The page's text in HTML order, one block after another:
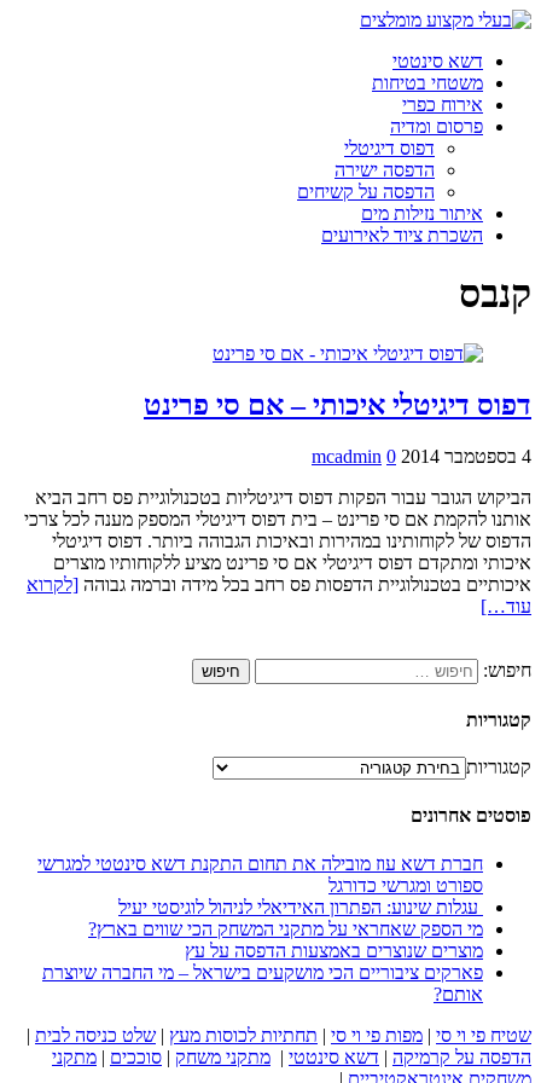
דשא סינטטי
משטחי בטיחות
אירוח כפרי
פרסום ומדיה
דפוס דיגיטלי
הדפסה ישירה
הדפסה על קשיחים
איתור נזילות מים
השכרת ציוד לאירועים
קנבס
דפוס דיגיטלי איכותי – אם סי פרינט
4 בספטמבר 2014 mcadmin 0
הביקוש הגובר עבור הפקות דפוס דיגיטליות בטכנולוגיית פס רחב הביא
אותנו להקמת אם סי פרינט – בית דפוס דיגיטלי המספק מענה לכל צרכי
הדפוס של לקוחותינו במהירות ובאיכות הגבוהה ביותר. דפוס דיגיטלי
איכותי ומתקדם דפוס דיגיטלי אם סי פרינט מציע ללקוחותיו מוצרים
איכותיים בטכנולוגיית הדפסות פס רחב בכל מידה וברמה גבוהה [לקרוא
עוד…]
חיפוש:
קטגוריות
קטגוריות
פוסטים אחרונים
חברת דשא עוז מובילה את תחום התקנת דשא סינטטי למגרשי
ספורט ומגרשי כדורגל
עגלות שינוע: הפתרון האידיאלי לניהול לוגיסטי יעיל
מי הספק שאחראי על מתקני המשחק הכי שווים בארץ?
מוצרים שנוצרים באמצעות הדפסה על עץ
פארקים ציבוריים הכי מושקעים בישראל – מי החברה שיוצרת
אותם?
שטיח פי וי סי | מפות פי וי סי | תחתיות לכוסות מעץ | שלט כניסה לבית |
הדפסה על קרמיקה | דשא סינטטי | מתקני משחק | סוככים | מתקני
משחקים אינטראקטיביים |